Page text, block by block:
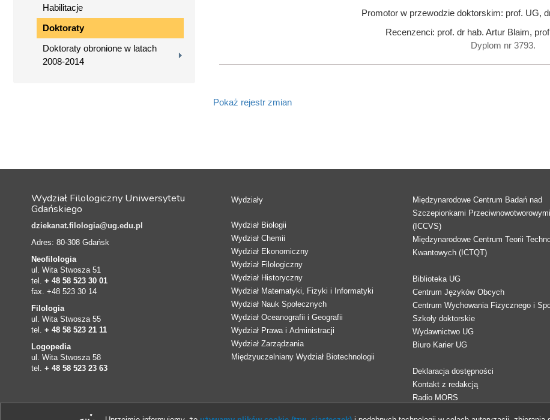
Habilitacje
Doktoraty
Doktoraty obronione w latach
2008-2014
Promotor w przewodzie doktorskim: prof. UG,
Recenzenci: prof. dr hab. Artur Blaim,
Dyplom nr 3793.
Pokaż rejestr zmian
Wydział Filologiczny Uniwersytetu
Gdańskiego
dziekanat.filologia@ug.edu.pl
Adres: 80-308 Gdańsk
Neofilologia
ul. Wita Stwosza 51
tel. + 48 58 523 30 01
fax. +48 523 30 14
Filologia
ul. Wita Stwosza 55
tel. + 48 58 523 21 11
Logopedia
ul. Wita Stwosza 58
tel. + 48 58 523 23 63
Wydziały
Wydział Biologii
Wydział Chemii
Wydział Ekonomiczny
Wydział Filologiczny
Wydział Historyczny
Wydział Matematyki, Fizyki i Informatyki
Wydział Nauk Społecznych
Wydział Oceanografii i Geografii
Wydział Prawa i Administracji
Wydział Zarządzania
Międzyuczelniany Wydział Biotechnologii
Międzynarodowe Centrum Badań nad
Szczepionkami Przeciwnowotworowymi
(ICCVS)
Międzynarodowe Centrum Teorii
Kwantowych (ICTQT)
Biblioteka UG
Centrum Języków Obcych
Centrum Wychowania Fizycznego i
Szkoły doktorskie
Wydawnictwo UG
Biuro Karier UG
Deklaracja dostępności
Kontakt z redakcją
Radio MORS